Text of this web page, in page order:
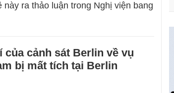
ra thảo luận trong Nghị viện bang
của cảnh sát Berlin về vụ
bị mất tích tại Berlin